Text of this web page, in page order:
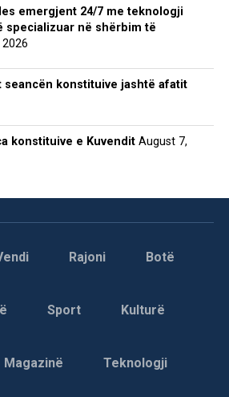
emergjent 24/7 me teknologji
specializuar në shërbim të
seancën konstituive jashtë afatit
konstituive e Kuvendit August 7,
Rajoni Botë
Sport Kulturë
Magazinë Teknologji